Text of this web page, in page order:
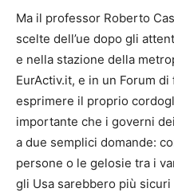
Ma il professor Roberto
scelte dell’ue dopo gli
e nella stazione della
EurActiv.it, e in un Forum
esprimere il proprio
importante che i governi
a due semplici domande:
persone o le gelosie tra i
gli Usa sarebbero più